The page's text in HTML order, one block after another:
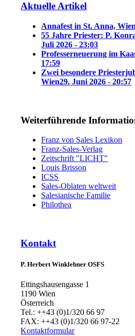
Aktuelle Artikel
Annafest in St. Anna,
55 Jahre Priester: P.
Juli 2026 - 23:03
Professerneuerung im
17:59
Zwei besondere
Wien29. Juni 2026 - 20:57
Weiterführende
Franz von Sales Lexikon
Franz-Sales-Verlag
Zeitschrift "LICHT"
Louis Brisson
ICSS
Sales-Oblaten weltweit
Salesianische Familie
Philothea
Kontakt
P. Herbert Winklehner OSFS
Ettingshausengasse 1
1190 Wien
Österreich
Tel.: ++43 (0)1/320 66 97
FAX: ++43 (0)1/320 66 97-22
Kontaktformular